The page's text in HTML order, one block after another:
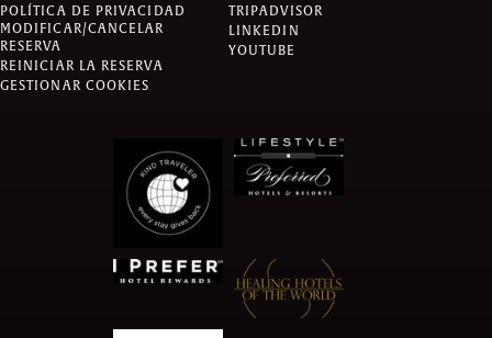
POLÍTICA DE PRIVACIDAD
MODIFICAR/CANCELAR
RESERVA
REINICIAR LA RESERVA
GESTIONAR COOKIES
TRIPADVISOR
LINKEDIN
YOUTUBE